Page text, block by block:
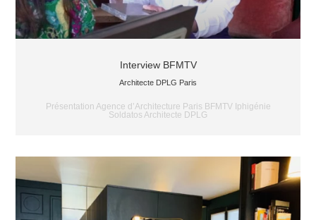
Interview BFMTV
Architecte DPLG Paris
Présentation Agence d’Architecture Paris BFMTV Iphigénie
Soldatos Architecte DPLG